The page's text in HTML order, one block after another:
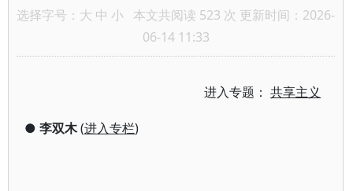
选择字号： 大 中 小 本文共阅读 523 次 更新时间：2026-
06-14 11:33
进入专题：共享主义
● 李双木(进入专栏)